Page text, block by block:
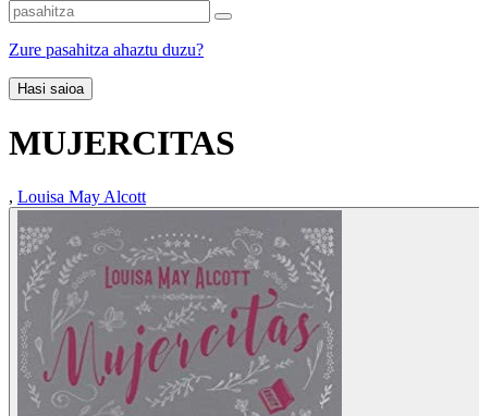
Zure pasahitza ahaztu duzu?
Hasi saioa
MUJERCITAS
, Louisa May Alcott